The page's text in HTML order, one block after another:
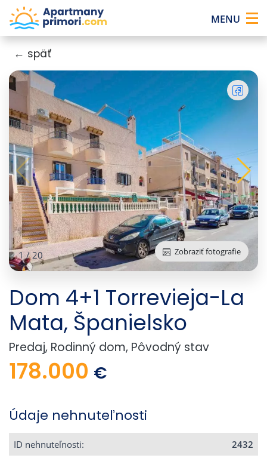
MENU×
← späť
Zobraziť fotografie
1/20
Dom 4+1 Torrevieja-La
Mata, Španielsko
Predaj, Rodinný dom, Pôvodný stav
178.000 €
Údaje nehnuteľnosti
ID nehnuteľnosti:
2432